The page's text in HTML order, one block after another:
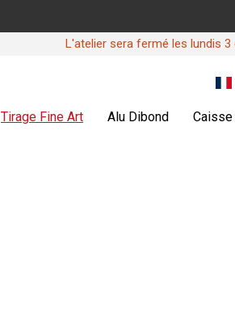
L'atelier sera fermé les lundis 3
Tirage Fine Art Alu Dibond Caisse